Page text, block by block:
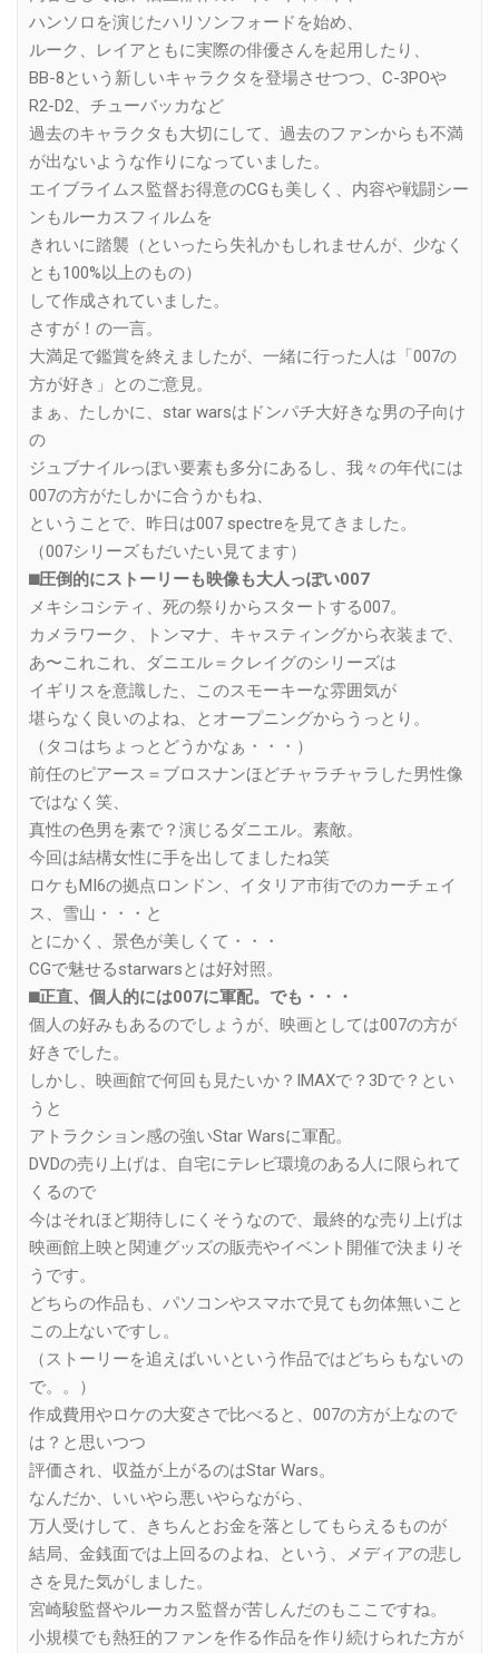
ハンソロを演じたハリソンフォードを始め、
ルーク、レイアともに実際の俳優さんを起用したり、
BB-8という新しいキャラクタを登場させつつ、C-3POや
R2-D2、チューバッカなど
過去のキャラクタも大切にして、過去のファンからも不満
が出ないような作りになっていました。
エイブライムス監督お得意のCGも美しく、内容や戦闘シー
ンもルーカスフィルムを
きれいに踏襲（といったら失礼かもしれませんが、少なく
とも100%以上のもの）
して作成されていました。
さすが！の一言。
大満足で鑑賞を終えましたが、一緒に行った人は「007の
方が好き」とのご意見。
まぁ、たしかに、star warsはドンパチ大好きな男の子向け
の
ジュブナイルっぽい要素も多分にあるし、我々の年代には
007の方がたしかに合うかもね、
ということで、昨日は007 spectreを見てきました。
（007シリーズもだいたい見てます）
⬛︎圧倒的にストーリーも映像も大人っぽい007
メキシコシティ、死の祭りからスタートする007。
カメラワーク、トンマナ、キャスティングから衣装まで、
あ〜これこれ、ダニエル＝クレイグのシリーズは
イギリスを意識した、このスモーキーな雰囲気が
堪らなく良いのよね、とオープニングからうっとり。
（タコはちょっとどうかなぁ・・・）
前任のピアース＝ブロスナンほどチャラチャラした男性像
ではなく笑、
真性の色男を素で？演じるダニエル。素敵。
今回は結構女性に手を出してましたね笑
ロケもMI6の拠点ロンドン、イタリア市街でのカーチェイ
ス、雪山・・・と
とにかく、景色が美しくて・・・
CGで魅せるstarwarsとは好対照。
⬛︎正直、個人的には007に軍配。でも・・・
個人の好みもあるのでしょうが、映画としては007の方が
好きでした。
しかし、映画館で何回も見たいか？IMAXで？3Dで？とい
うと
アトラクション感の強いStar Warsに軍配。
DVDの売り上げは、自宅にテレビ環境のある人に限られて
くるので
今はそれほど期待しにくそうなので、最終的な売り上げは
映画館上映と関連グッズの販売やイベント開催で決まりそ
うです。
どちらの作品も、パソコンやスマホで見ても勿体無いこと
この上ないですし。
（ストーリーを追えばいいという作品ではどちらもないの
で。。）
作成費用やロケの大変さで比べると、007の方が上なので
は？と思いつつ
評価され、収益が上がるのはStar Wars。
なんだか、いいやら悪いやらながら、
万人受けして、きちんとお金を落としてもらえるものが
結局、金銭面では上回るのよね、という、メディアの悲し
さを見た気がしました。
宮崎駿監督やルーカス監督が苦しんだのもここですね。
小規模でも熱狂的ファンを作る作品を作り続けられた方が